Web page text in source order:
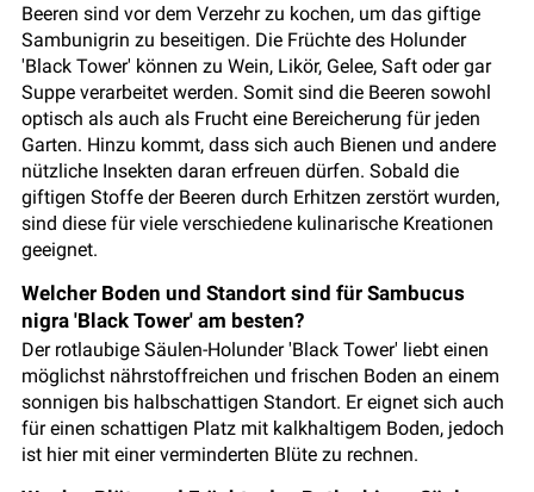
Beeren sind vor dem Verzehr zu kochen, um das giftige
Sambunigrin zu beseitigen. Die Früchte des Holunder
'Black Tower' können zu Wein, Likör, Gelee, Saft oder gar
Suppe verarbeitet werden. Somit sind die Beeren sowohl
optisch als auch als Frucht eine Bereicherung für jeden
Garten. Hinzu kommt, dass sich auch Bienen und andere
nützliche Insekten daran erfreuen dürfen. Sobald die
giftigen Stoffe der Beeren durch Erhitzen zerstört wurden,
sind diese für viele verschiedene kulinarische Kreationen
geeignet.
Welcher Boden und Standort sind für Sambucus
nigra 'Black Tower' am besten?
Der rotlaubige Säulen-Holunder 'Black Tower' liebt einen
möglichst nährstoffreichen und frischen Boden an einem
sonnigen bis halbschattigen Standort. Er eignet sich auch
für einen schattigen Platz mit kalkhaltigem Boden, jedoch
ist hier mit einer verminderten Blüte zu rechnen.